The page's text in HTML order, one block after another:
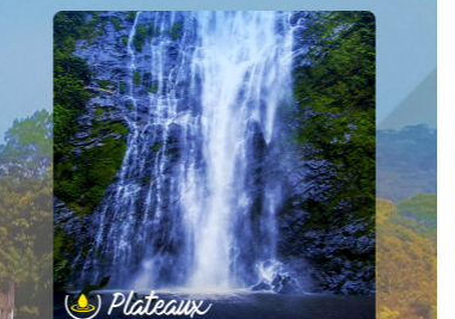
Région des Plateaux
Superficie :
17.323 km2
Population :
1.375.165 hbts
Chef-lieu :
Atakpamé
Nombre de ville :
9
Nombre de site :
21